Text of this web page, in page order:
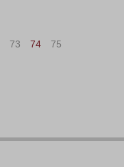
73 74 75